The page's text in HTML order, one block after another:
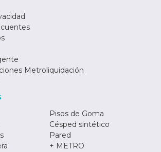
Metroliquidación
Pisos de Goma
Césped sintético
Pared
+ METRO